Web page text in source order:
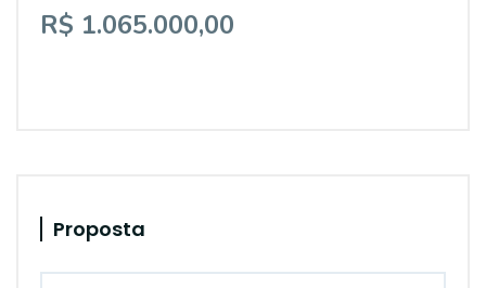
R$ 1.065.000,00
Proposta